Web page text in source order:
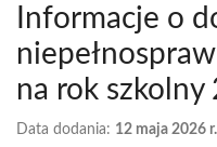
Informacje o
na rok
Data dodania: 12 maja 2026 r.